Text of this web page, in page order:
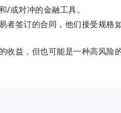
/或对冲的金融工具。
者签订的合同，他们接受规格
收益，但也可能是一种高风险